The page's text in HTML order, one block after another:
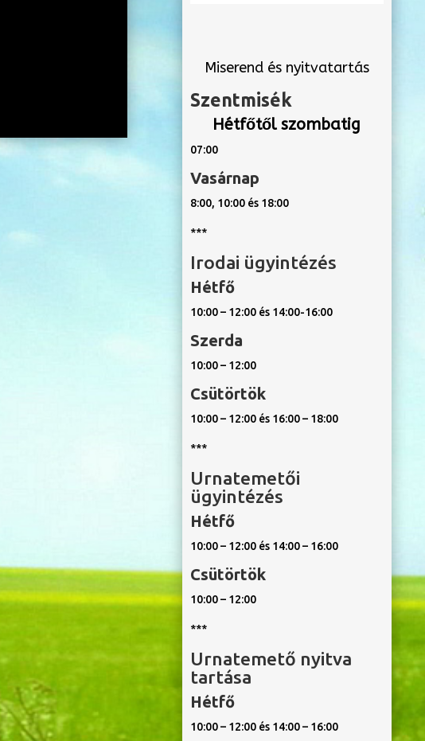
Miserend és nyitvatartás
Szentmisék
Hétfőtől szombatig
07:00
Vasárnap
8:00, 10:00 és 18:00
***
Irodai ügyintézés
Hétfő
10:00 – 12:00 és 14:00-16:00
Szerda
10:00 – 12:00
Csütörtök
10:00 – 12:00 és 16:00 – 18:00
***
Urnatemetői
ügyintézés
Hétfő
10:00 – 12:00 és 14:00 – 16:00
Csütörtök
10:00 – 12:00
***
Urnatemető nyitva
tartása
Hétfő
10:00 – 12:00 és 14:00 – 16:00